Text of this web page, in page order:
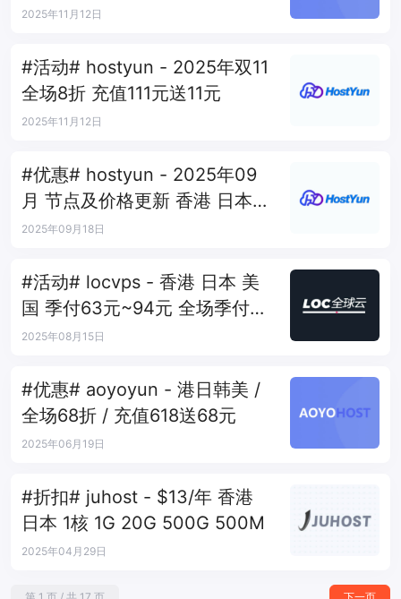
元
2025年11月12日
#活动# hostyun - 2025年双11
全场8折 充值111元送11元
2025年11月12日
#优惠# hostyun - 2025年09
月 节点及价格更新 香港 日本
洛杉矶
2025年09月18日
#活动# locvps - 香港 日本 美
国 季付63元~94元 全场季付七
折
2025年08月15日
#优惠# aoyoyun - 港日韩美 /
全场68折 / 充值618送68元
2025年06月19日
#折扣# juhost - $13/年 香港
日本 1核 1G 20G 500G 500M
2025年04月29日